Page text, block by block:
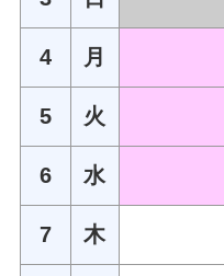
4 月
5 火
6 水
7 木